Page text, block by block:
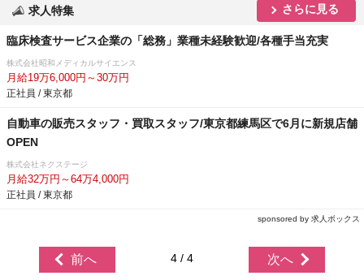
求人特集 さらに見る
臨床検査サービス企業の「総務」業種未経験歓迎/各種手当充実
株式会社昭和メディカルサイエンス
月給19万6,000円～30万円
正社員 / 東京都
自動車の販売スタッフ・買取スタッフ/東京都練馬区で6月に新規店舗
OPEN
株式会社ネクステージ
月給32万円～64万4,000円
正社員 / 東京都
sponsored by 求人ボックス
前へ 4 / 4 次へ